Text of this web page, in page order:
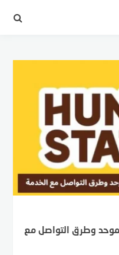
وطرق التواصل مع